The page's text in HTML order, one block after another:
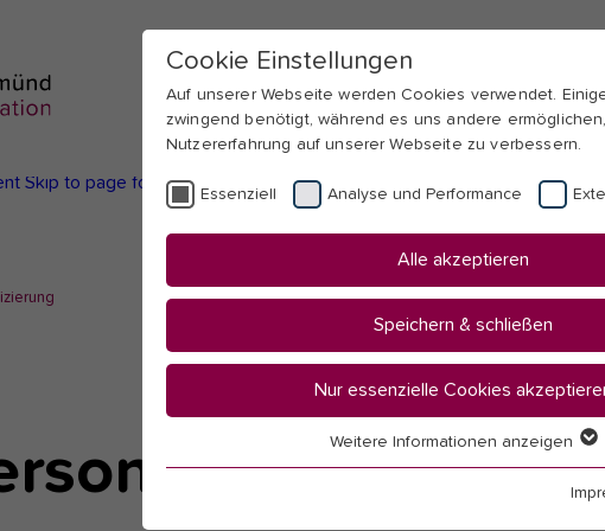
Skip to page footer
Cookie Einstellungen
Auf unserer Webseite werden Cookies verwendet.
zwingend benötigt, während es uns andere
Nutzererfahrung auf unserer Webseite zu verbessern.
Essenziell Analyse und Performance
Alle akzeptieren
Speichern & schließen
Nur essenzielle Cookies
Essenzielle Cookies werden für grundlegende
Weitere Informationen anzeigen